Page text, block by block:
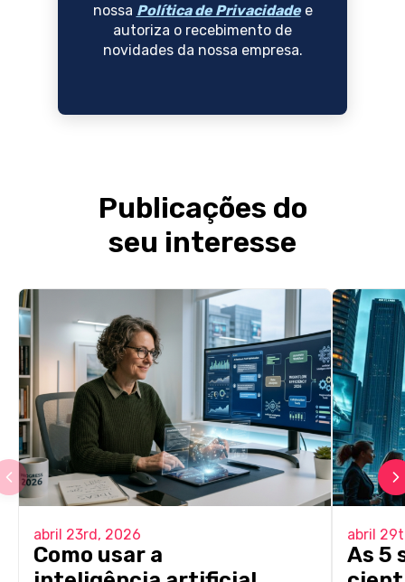
nossa Política de Privacidadee
autoriza o recebimento de
novidades da nossa empresa.
Publicações do
seu interesse
abril 23rd, 2026
Como usar a
abril
As 5